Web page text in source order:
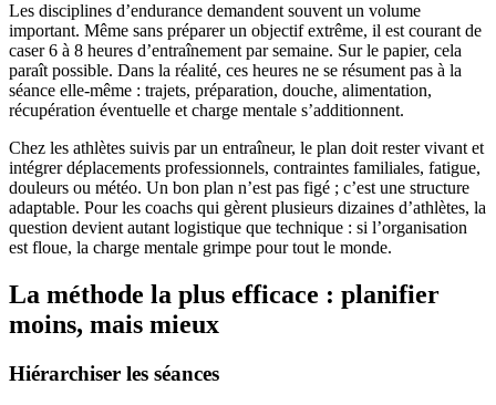
Les disciplines d’endurance demandent souvent un volume
important. Même sans préparer un objectif extrême, il est courant de
caser 6 à 8 heures d’entraînement par semaine. Sur le papier, cela
paraît possible. Dans la réalité, ces heures ne se résument pas à la
séance elle-même : trajets, préparation, douche, alimentation,
récupération éventuelle et charge mentale s’additionnent.
Chez les athlètes suivis par un entraîneur, le plan doit rester vivant et
intégrer déplacements professionnels, contraintes familiales, fatigue,
douleurs ou météo. Un bon plan n’est pas figé ; c’est une structure
adaptable. Pour les coachs qui gèrent plusieurs dizaines d’athlètes, la
question devient autant logistique que technique : si l’organisation
est floue, la charge mentale grimpe pour tout le monde.
La méthode la plus efficace : planifier
moins, mais mieux
Hiérarchiser les séances